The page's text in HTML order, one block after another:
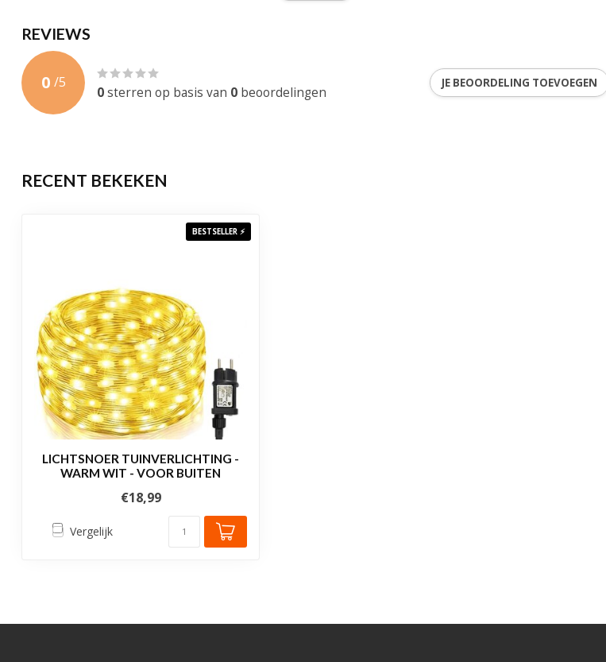
Koppelbaar
IP-Waarde IP-65
Gewicht
Levensduur
REVIEWS
0 /5
0sterren op basis van 0 beoordelingen
JE BEOORDELING TOEVOEGEN
RECENT BEKEKEN
BESTSELLER ⚡
LICHTSNOER TUINVERLICHTING -
WARM WIT - VOOR BUITEN
€18,99
Vergelijk